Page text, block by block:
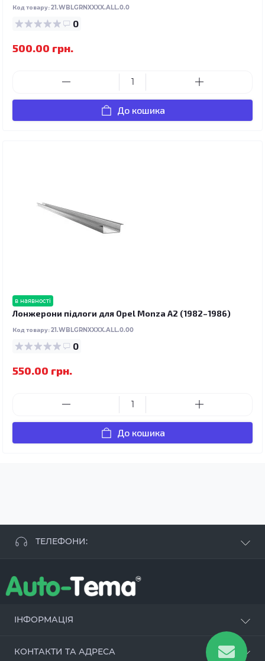
Код товару:21.WBLGRNXXXX.ALL.0.0
0
500.00 грн.
До кошика
в наявності
Лонжерони підлоги для Opel Monza A2 (1982–1986)
Код товару:21.WBLGRNXXXX.ALL.0.00
0
550.00 грн.
До кошика
ТЕЛЕФОНИ:
+38 096 250 84 38
+38 099 657 61 50
ІНФОРМАЦІЯ
КОНТАКТИ ТА АДРЕСА